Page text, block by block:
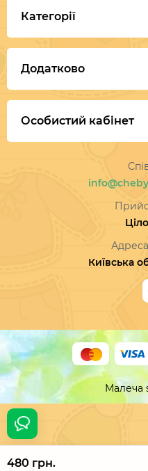
480 грн.
Категорії
Додатково
Особистий кабінет
Київська
Малеча